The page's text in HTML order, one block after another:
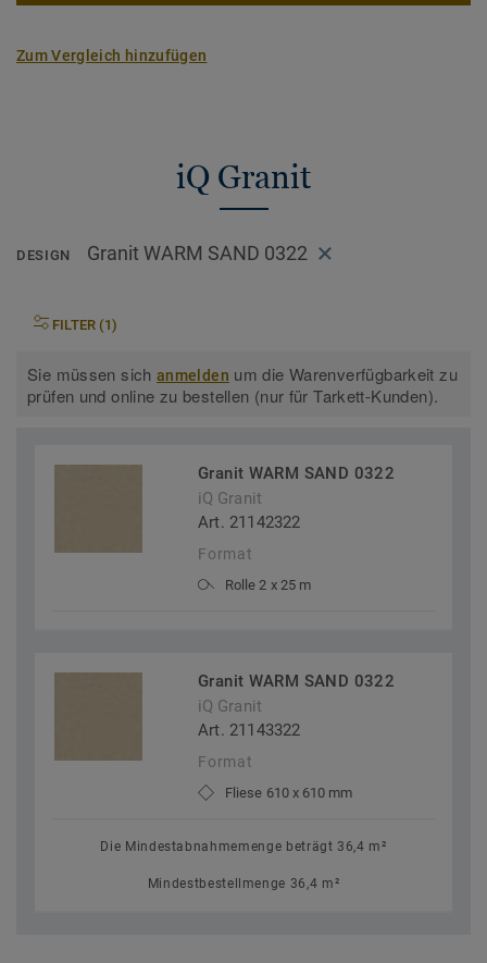
Entwicklung, die uns einen Schritt näher Richtung CO2-
nachhaltigen und kreislauffähigen
Bodenbelagskollektionen. Recyclingfähig auch nach dem
Mehr über unsere homogenen Bodenbeläge erfahren:
Zum Vergleich hinzufügen
iQ Granit
DESIGN Granit WARM SAND 0322
FILTER (1)
Sie müssen sichanmelden um die Warenverfügbarkeit zu
prüfen und online zu bestellen (nur für Tarkett-Kunden).
Granit WARM SAND 0322
iQ Granit
Art. 21142322
Format
Rolle 2 x 25 m
Granit WARM SAND 0322
iQ Granit
Art. 21143322
Format
Fliese 610 x 610 mm
Die Mindestabnahmemenge beträgt 36,4 m²
Mindestbestellmenge 36,4 m²